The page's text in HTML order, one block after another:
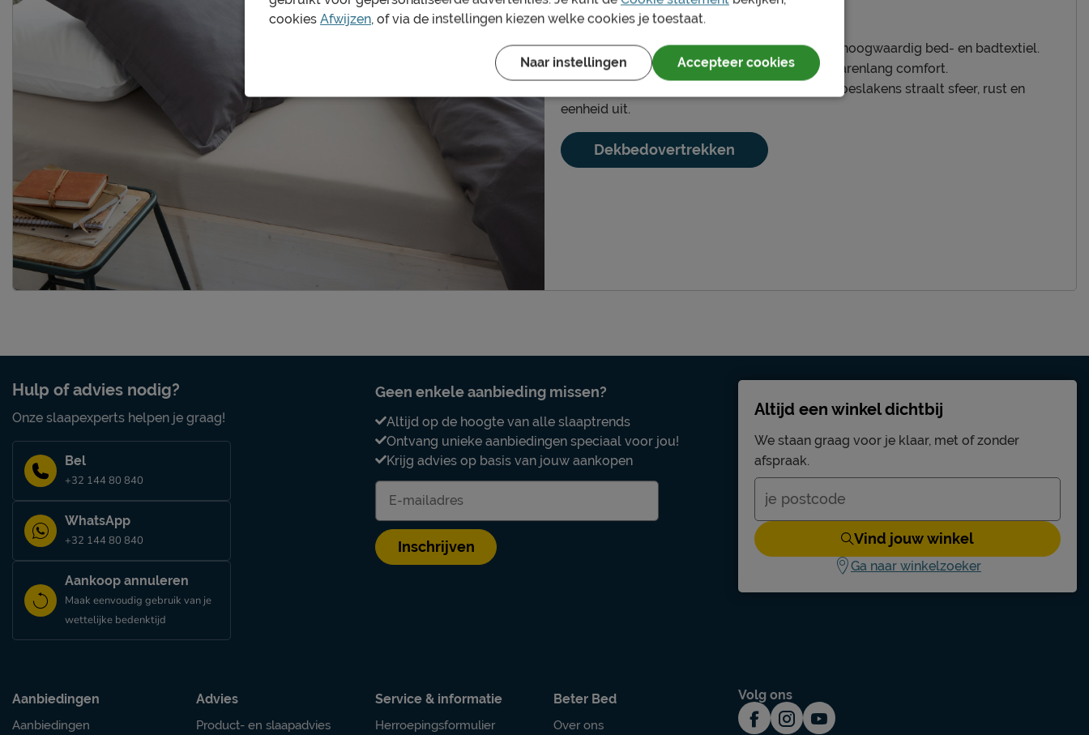
Daarom Walra
Walra is al sinds jaar en dag een fabrikant van hoogwaardig bed- en badtextiel.
Walra staat voor gegarandeerde kwaliteit en jarenlang comfort.
De collectie dekbedovertrekken, kussens en hoeslakens straalt sfeer, rust en
eenheid uit.
Dekbedovertrekken
Hulp of advies nodig?
Onze slaapexperts helpen je graag!
Bel
+32 144 80 840
WhatsApp
+32 144 80 840
Aankoop annuleren
Maak eenvoudig gebruik van je
wettelijke bedenktijd
Geen enkele aanbieding missen?
Altijd op de hoogte van alle slaaptrends
Ontvang unieke aanbiedingen speciaal voor jou!
Krijg advies op basis van jouw aankopen
Inschrijven
Altijd een winkel dichtbij
We staan graag voor je klaar, met of zonder
afspraak.
Vind jouw winkel
Ga naar winkelzoeker
Aanbiedingen
Aanbiedingen
Advies
Product- en slaapadvies
Service & informatie
Herroepingsformulier
Beter Bed
Over ons
Volg ons
cookies Afwijzen, of via de instellingen kiezen welke cookies je toestaat.
Naar instellingen Accepteer cookies